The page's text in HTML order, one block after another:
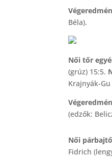
Béla).
Női tőr
(grúz) 15:5.
Krajnyák-
(edzők:
Női
Fidrich